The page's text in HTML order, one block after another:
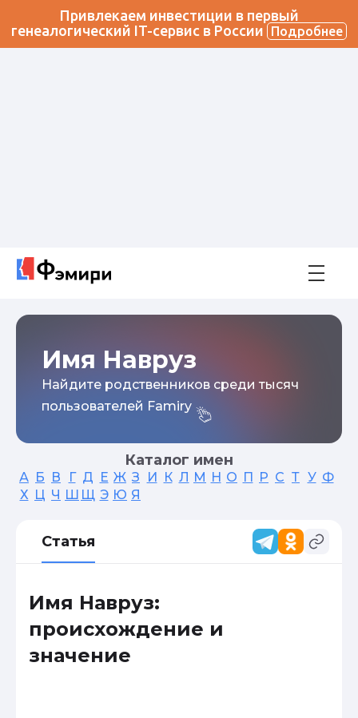
Привлекаем инвестиции в первый
генеалогический IT-сервис в России
Подробнее
Имя Навруз
Найдите родственников среди тысяч
пользователей Famiry
Каталог имен
А Б В Г Д Е Ж З И К Л М Н О П Р С Т У Ф
Х Ц Ч Ш Щ Э Ю Я
Статья
Имя Навруз:
происхождение и
значение